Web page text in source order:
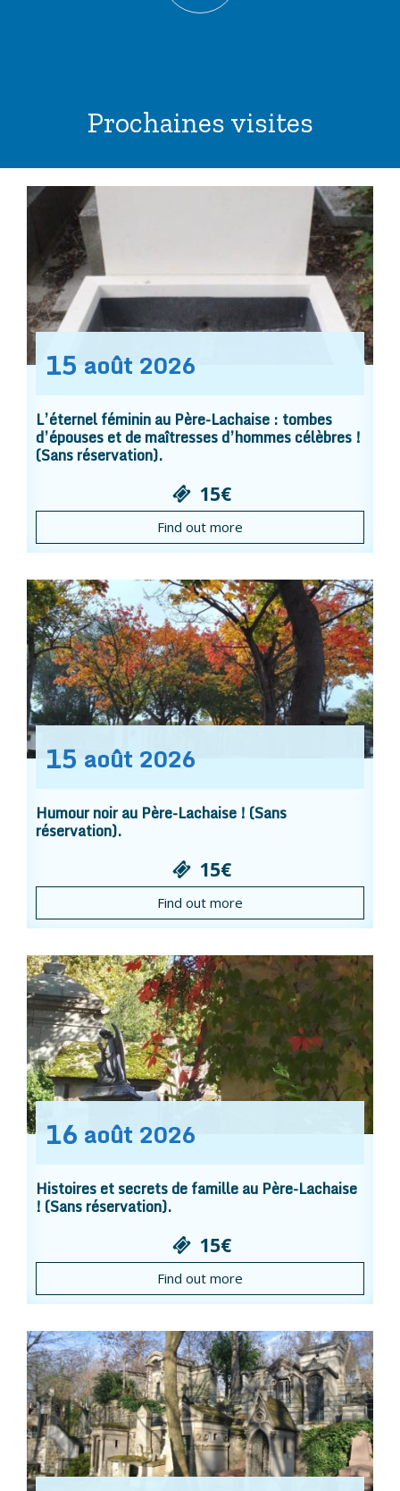
Prochaines visites
15 août 2026
L’éternel féminin au Père-Lachaise : tombes
d’épouses et de maîtresses d’hommes célèbres !
(Sans réservation).
15€
Find out more
15 août 2026
Humour noir au Père-Lachaise ! (Sans
réservation).
15€
Find out more
16 août 2026
Histoires et secrets de famille au Père-Lachaise
! (Sans réservation).
15€
Find out more